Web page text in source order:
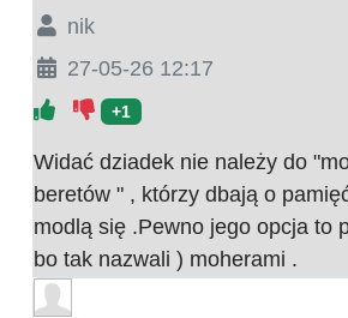
nik
27-05-26 12:17
+1
Widać dziadek nie należy do
beretów " , którzy dbają o
modlą się .Pewno jego opcja to
bo tak nazwali ) moherami .